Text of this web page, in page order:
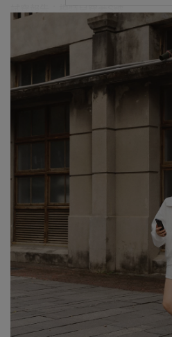
身高160cm／胸圍Bust：82cm
腰圍Waist：73cm／臀圍hips：90cm
試穿報告：模特兒穿著S號